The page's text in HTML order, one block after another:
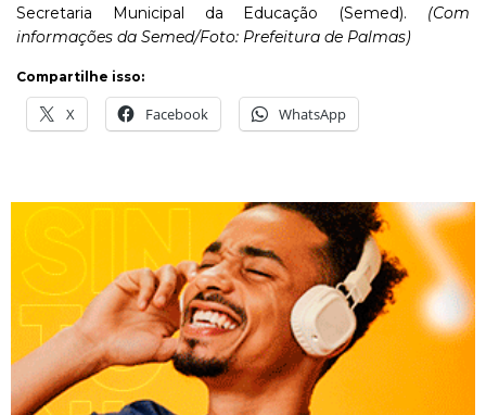
Secretaria Municipal da Educação (Semed). (Com
informações da Semed/Foto: Prefeitura de Palmas)
Compartilhe isso:
X Facebook WhatsApp